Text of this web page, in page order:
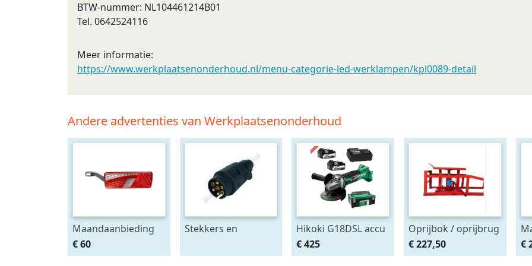
BTW-nummer: NL104461214B01
Tel. 0642524116
Meer informatie:
https://www.werkplaatsenonderhoud.nl/menu-categorie-led-werklampen/kpl0089-detail
Andere advertenties van Werkplaatsenonderhoud
Maandaanbieding
Led achterlicht 12-
24V links m.
€ 60
Stekkers en
diversen
Hikoki G18DSL accu
haakse slijper
(2x5Ah + HSCII)
€ 425
Oprijbok / oprijbrug
met ingebouwde
krik. set 2stuks
€ 227,50 €